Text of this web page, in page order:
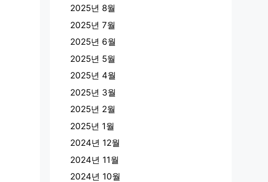
2025년 8월
2025년 7월
2025년 6월
2025년 5월
2025년 4월
2025년 3월
2025년 2월
2025년 1월
2024년 12월
2024년 11월
2024년 10월